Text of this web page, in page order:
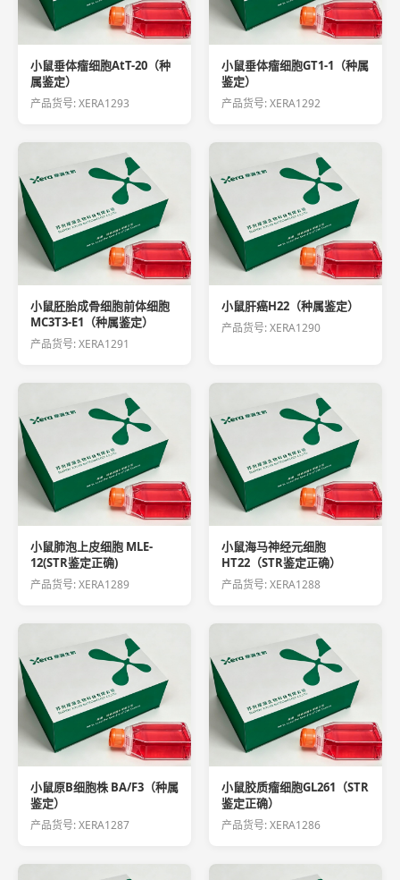
小鼠垂体瘤细胞AtT-20（种
属鉴定）
产品货号: XERA1293
小鼠垂体瘤细胞GT1-1（种属
鉴定）
产品货号: XERA1292
小鼠胚胎成骨细胞前体细胞
MC3T3-E1（种属鉴定）
产品货号: XERA1291
小鼠肝癌H22（种属鉴定）
产品货号: XERA1290
小鼠肺泡上皮细胞 MLE-
12(STR鉴定正确)
产品货号: XERA1289
小鼠海马神经元细胞
HT22（STR鉴定正确）
产品货号: XERA1288
小鼠原B细胞株 BA/F3（种属
鉴定）
产品货号: XERA1287
小鼠胶质瘤细胞GL261（STR
鉴定正确）
产品货号: XERA1286